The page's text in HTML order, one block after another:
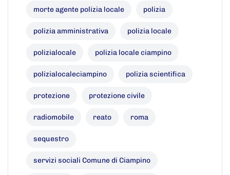
morte agente polizia locale polizia
polizia amministrativa polizia locale
polizialocale polizia locale ciampino
polizialocaleciampino polizia scientifica
protezione protezione civile
radiomobile reato roma
sequestro
servizi sociali Comune di Ciampino